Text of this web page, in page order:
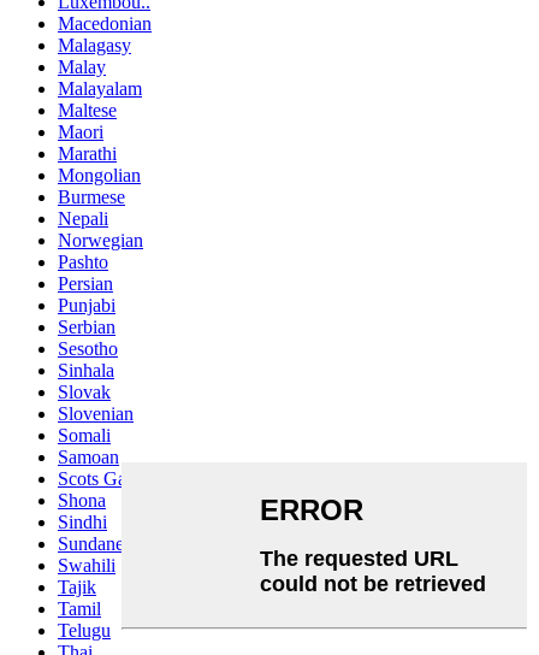
Macedonian
Malagasy
Malay
Malayalam
Maltese
Maori
Marathi
Mongolian
Burmese
Nepali
Norwegian
Pashto
Persian
Punjabi
Serbian
Sesotho
Sinhala
Slovak
Slovenian
Somali
Samoan
Scots Gaelic
Shona
Sindhi
Sundanese
Swahili
Tajik
Tamil
Telugu